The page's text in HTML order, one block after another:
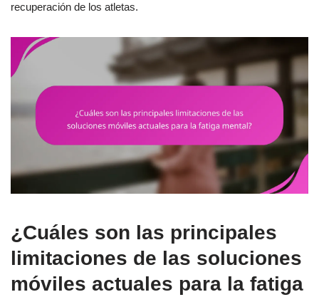
recuperación de los atletas.
¿Cuáles son las principales
limitaciones de las soluciones
móviles actuales para la fatiga